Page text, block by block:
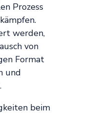
Prozess
werden,
von
Format
und
beim